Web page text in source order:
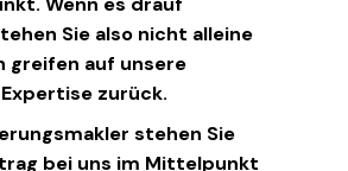
Sie also nicht alleine
greifen auf unsere
zurück.
stehen Sie
bei uns im Mittelpunkt